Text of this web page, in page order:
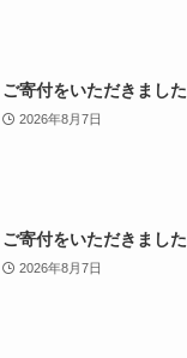
ご寄付をいただきました
2026年8月7日
ご寄付をいただきました
2026年8月7日